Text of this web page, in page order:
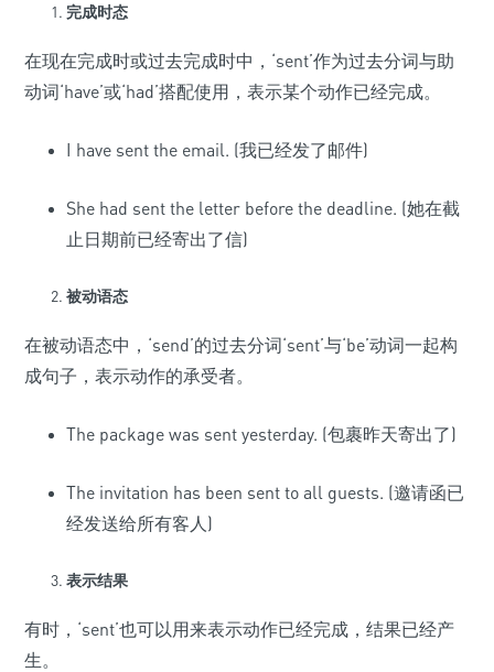
完成时态
在现在完成时或过去完成时中，‘sent’作为过去分词与助
动词‘have’或‘had’搭配使用，表示某个动作已经完成。
I have sent the email. (我已经发了邮件)
She had sent the letter before the deadline. (她在截
止日期前已经寄出了信)
被动语态
在被动语态中，‘send’的过去分词‘sent’与‘be’动词一起构
成句子，表示动作的承受者。
The package was sent yesterday. (包裹昨天寄出了)
The invitation has been sent to all guests. (邀请函已
经发送给所有客人)
表示结果
有时，‘sent’也可以用来表示动作已经完成，结果已经产
生。